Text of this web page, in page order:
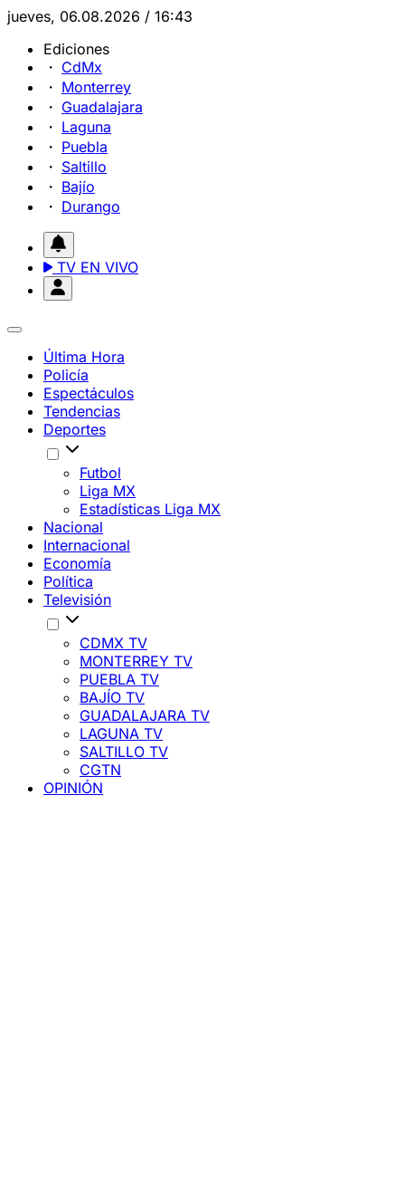
jueves, 06.08.2026 / 16:43
Ediciones
CdMx
Monterrey
Guadalajara
Laguna
Puebla
Saltillo
Bajío
Durango
TV EN VIVO
Última Hora
Policía
Espectáculos
Tendencias
Deportes
Futbol
Liga MX
Estadísticas Liga MX
Nacional
Internacional
Economía
Política
Televisión
CDMX TV
MONTERREY TV
PUEBLA TV
BAJÍO TV
GUADALAJARA TV
LAGUNA TV
SALTILLO TV
CGTN
OPINIÓN